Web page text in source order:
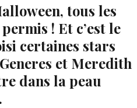
tous les
! Et c’est le
certaines stars
et Meredith
dans la peau